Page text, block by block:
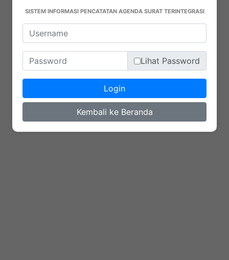
SISTEM INFORMASI PENCATATAN AGENDA SURAT TERINTEGRASI
Lihat Password
Login
Kembali ke Beranda